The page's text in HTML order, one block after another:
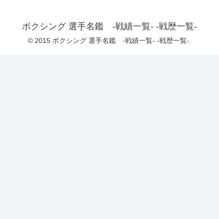
ボクシング 選手名鑑 -戦績一覧- -戦歴一覧-
© 2015 ボクシング 選手名鑑 -戦績一覧- -戦歴一覧-.